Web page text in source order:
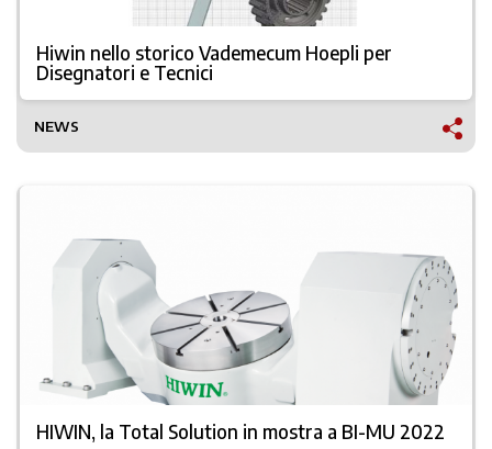
Hiwin nello storico Vademecum Hoepli per
Disegnatori e Tecnici
NEWS
HIWIN, la Total Solution in mostra a BI-MU 2022